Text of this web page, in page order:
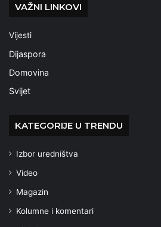
VAŽNI LINKOVI
Vijesti
Dijaspora
Domovina
Svijet
KATEGORIJE U TRENDU
Izbor uredništva
Video
Magazin
Kolumne i komentari